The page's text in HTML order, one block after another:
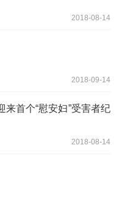
2018-08-14
2018-09-14
来首个“慰安妇”受害者纪
2018-08-14